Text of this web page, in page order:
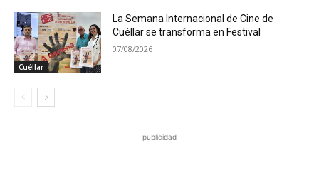
Cuéllar
La Semana Internacional de Cine de
Cuéllar se transforma en Festival
07/08/2026
publicidad